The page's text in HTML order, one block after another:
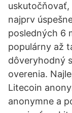
najprv
posledných 6
populárny až
dôveryhodný
overenia.
Litecoin
anonymne a